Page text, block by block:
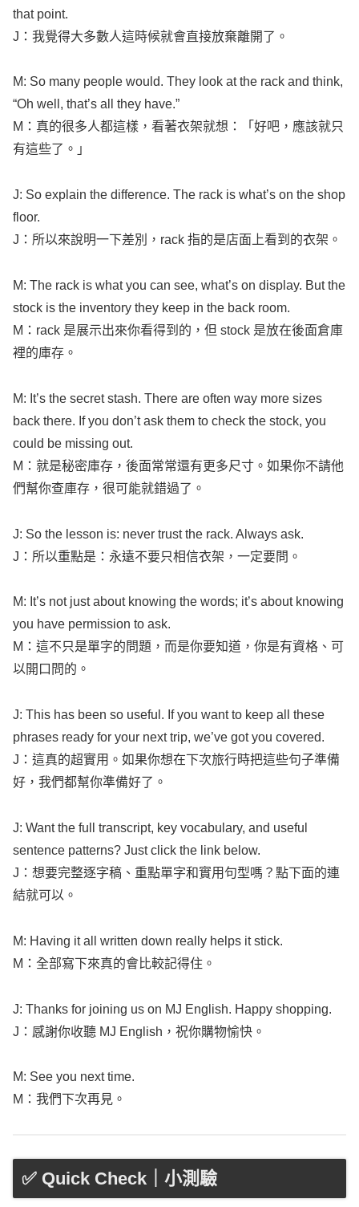
that point.
J：我覺得大多數人這時候就會直接放棄離開了。
M: So many people would. They look at the rack and think,
“Oh well , that’s all
they have.”
M：真的很多人都這樣，看著衣架就想：「好吧，應該就只
有這些了。」
J: So explain the difference. The rack is what’s on the shop
floor.
J：所以來說明一下差別， rack 指的是店面上看到的衣架。
M: The rack is whatyou can see, what’s on display. But the
stock is the inventory they keep in the back room.
M： rack 是展示出來你看得到的，但 stock 是放在後面倉庫
裡的庫存。
M: It’s the secret stash. There are often way more sizes
back there. If you don’t ask them to check the stock, you
could be missing out.
M：就是秘密庫存，後面常常還有更多尺寸。如果你不請他
們幫你查庫存，很可能就錯過了。
J: So the lesson is: never trustthe rack. Always ask.
J：所以重點是：永遠不要只相信衣架，一定要問。
M: It’s not just about knowing the words; it’s about knowing
you have permission to ask.
M：這不只是單字的問題，而是你要知道，你是有資格、可
以開口問的。
J: This has been so useful . If you wantto keep all
these
phrases ready for your next trip, we’ve gotyou covered.
J：這真的超實用。如果你想在下次旅行時把這些句子準備
好，我們都幫你準備好了。
J: Wantthe full transcript, key vocabulary, and useful
sentence patterns? Justclick the link below.
J：想要完整逐字稿、重點單字和實用句型嗎？點下面的連
結就可以。
M: Having itall written down really helps itstick.
M：全部寫下來真的會比較記得住。
J: Thanks for joining us on MJ English. Happy shopping.
J：感謝你收聽 MJ English ，祝你購物愉快。
M: See you next time.
M：我們下次再見。
✅ Quick Check｜小測驗